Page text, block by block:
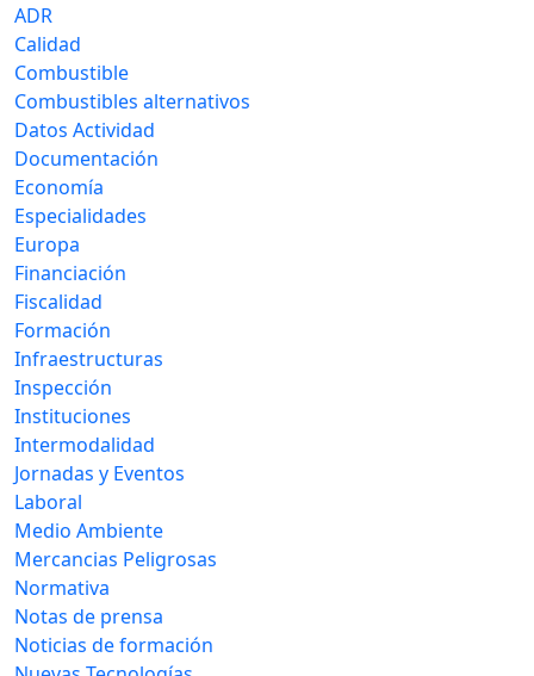
ADR
Calidad
Combustible
Combustibles alternativos
Datos Actividad
Documentación
Economía
Especialidades
Europa
Financiación
Fiscalidad
Formación
Infraestructuras
Inspección
Instituciones
Intermodalidad
Jornadas y Eventos
Laboral
Medio Ambiente
Mercancias Peligrosas
Normativa
Notas de prensa
Noticias de formación